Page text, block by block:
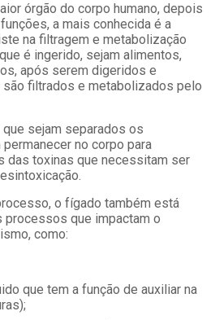
órgão do corpo humano, depois
a mais conhecida é a
na filtragem e metabolização
é ingerido, sejam alimentos,
após serem digeridos e
filtrados e metabolizados pelo
sejam separados os
no corpo para
das toxinas que necessitam ser
o fígado também está
que impactam o
como:
que tem a função de auxiliar na